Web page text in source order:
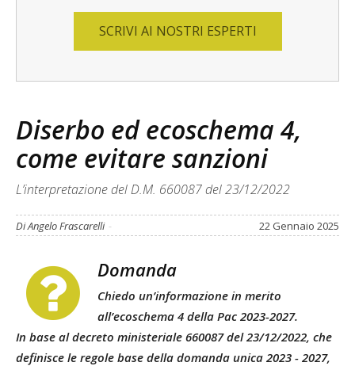
SCRIVI AI NOSTRI ESPERTI
Diserbo ed ecoschema 4,
come evitare sanzioni
L’interpretazione del D.M. 660087 del 23/12/2022
Di Angelo Frascarelli - 22 Gennaio 2025
Domanda
Chiedo un’informazione in merito
all’ecoschema 4 della Pac 2023-2027.
In base al decreto ministeriale 660087 del 23/12/2022, che
definisce le regole base della domanda unica 2023 - 2027,